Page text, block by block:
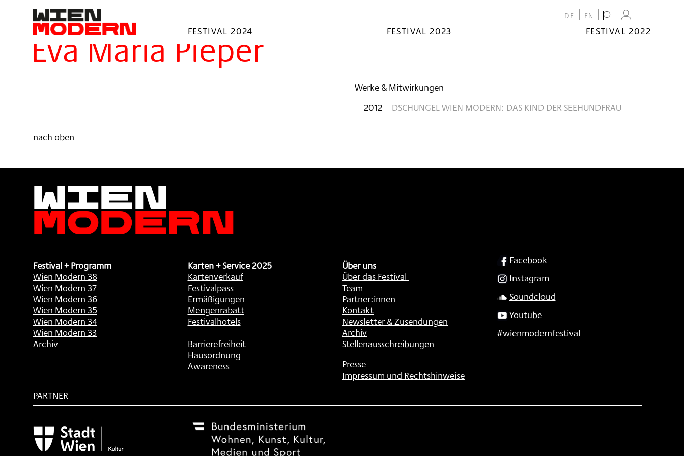
springen
DE EN
FESTIVAL 2024 FESTIVAL 2023
FESTIVAL 2022
Filter
Eva Maria Pieper
Werke & Mitwirkungen
2012
DSCHUNGEL WIEN MODERN: DAS KIND DER SEEHUNDFRAU
nach oben
Wien
Modern
Festival + Programm
Wien Modern 38
Wien Modern 37
Wien Modern 36
Wien Modern 35
Wien Modern 34
Wien Modern 33
Archiv
Karten + Service 2025
Kartenverkauf
Festivalpass
Ermäßigungen
Mengenrabatt
Festivalhotels
Barrierefreiheit
Hausordnung
Awareness
Über uns
Über das Festival
Team
Partner:innen
Kontakt
Newsletter & Zusendungen
Archiv
Stellenausschreibungen
Presse
Impressum und Rechtshinweise
SOCIAL
Facebook
Instagram
Soundcloud
Youtube
#wienmodernfestival
PARTNER